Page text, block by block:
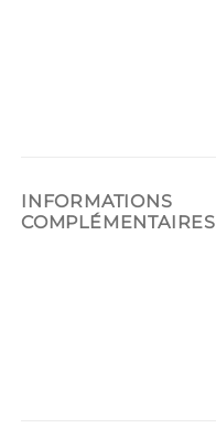
INFORMATIONS
COMPLÉMENTAIRES